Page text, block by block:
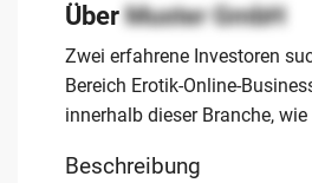
ÜberMuster GmbH
Zwei erfahrene Investoren
Bereich Erotik-Online-
innerhalb dieser Branche,
Beschreibung